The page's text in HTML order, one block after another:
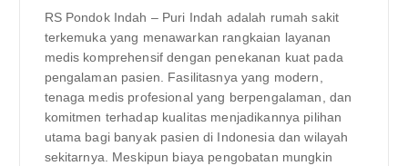
RS Pondok Indah – Puri Indah adalah rumah sakit
terkemuka yang menawarkan rangkaian layanan
medis komprehensif dengan penekanan kuat pada
pengalaman pasien. Fasilitasnya yang modern,
tenaga medis profesional yang berpengalaman, dan
komitmen terhadap kualitas menjadikannya pilihan
utama bagi banyak pasien di Indonesia dan wilayah
sekitarnya. Meskipun biaya pengobatan mungkin